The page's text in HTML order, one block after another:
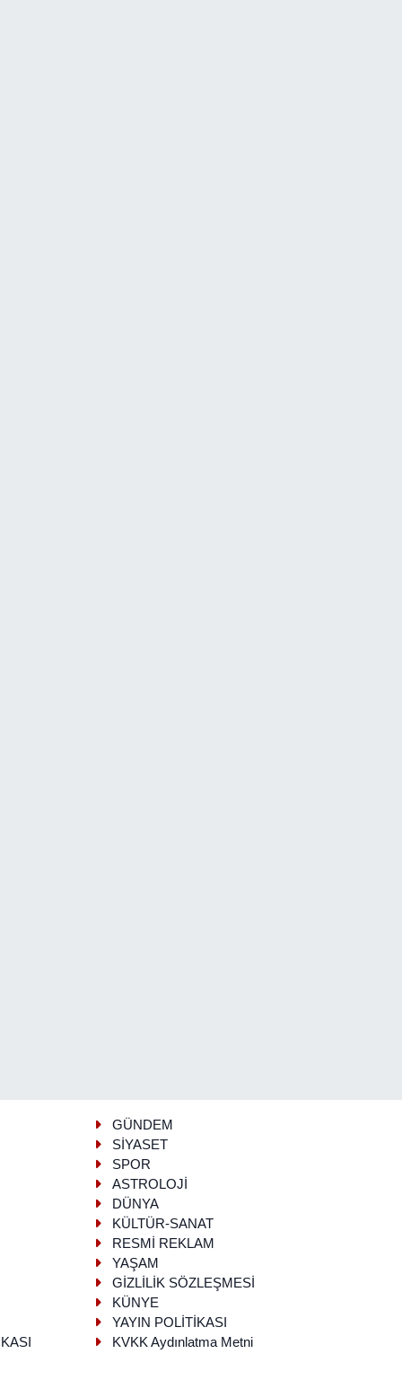
GÜNDEM
SİYASET
SPOR
ASTROLOJİ
DÜNYA
KÜLTÜR-SANAT
RESMİ REKLAM
YAŞAM
GİZLİLİK SÖZLEŞMESİ
KÜNYE
YAYIN POLİTİKASI
KVKK Aydınlatma Metni